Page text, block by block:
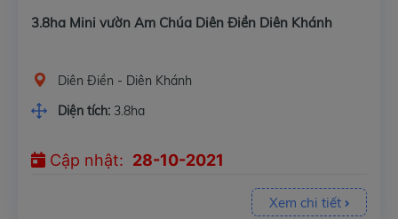
3.8ha Mini vườn Am Chúa Diên Điền Diên Khánh
Diên Điền - Diên Khánh
Diện tích: 3.8ha
Cập nhật: 28-10-2021
Xem chi tiết